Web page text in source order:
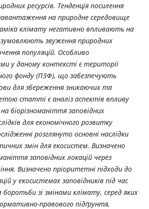
ресурсів. Тенденція посилення
на природне середовище
клімату негативно впливають на
зумовлюють звуження природних
популяцій. Особливо
у даному контексті є території
фонду (ПЗФ), що забезпечують
для збереження зникаючих та
статті є аналіз аспектів впливу
біорізноманіття заповідних
для економічного розвитку
розглянуто основні наслідки
змін для екосистем. Визначено
заповідних локацій через
Визначено пріоритетні підходи до
у екосистемах заповідників під час
боротьби зі змінами клімату, серед яких
правового підґрунтя,